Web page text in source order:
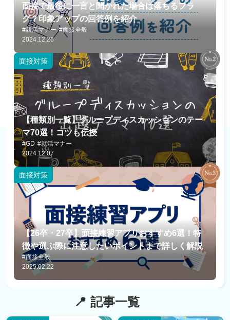
面接で最後に一言と聞かれた場合は落ちるフラ
グ？印象アップの回答例を紹介
#就活マナー #面接全般
2024.12.26
面接対策
【種類別一覧】グループディスカッションのテー
マ70選！コツも伝授
#GD #就活マナー
2024.12.07
面接対策
【26卒・27卒】面接練習アプリおすすめ6選！特
徴や選ぶ際に注意したいポイントまで詳しく解説
#面接全般
2025.02.22
記事一覧